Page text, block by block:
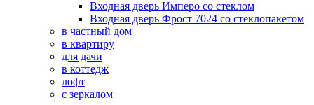
Входная дверь Имперо со стеклом
Входная дверь Фрост 7024 со стеклопакетом
в частный дом
в квартиру
для дачи
в коттедж
лофт
с зеркалом